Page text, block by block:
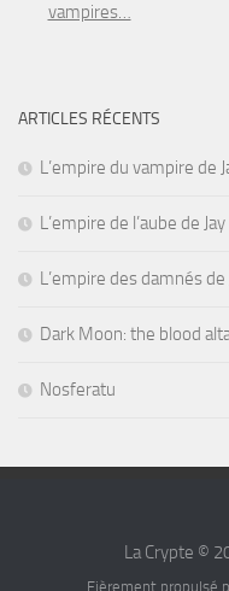
vampires…
ARTICLES RÉCENTS
L’empire du vampire de
L’empire de l’aube de
L’empire des damnés
Dark Moon: the blood
Nosferatu
La Crypte ©
Fièrement propulsé